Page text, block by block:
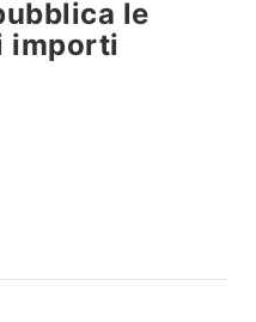
le
importi